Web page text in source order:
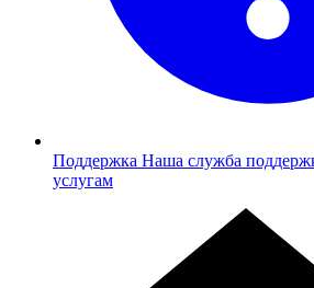
Поддержка Наша служба
услугам